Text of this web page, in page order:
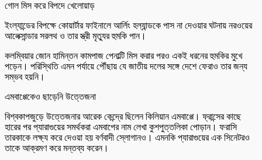
গোল মিস করে বিপদে খেলোয়াড়
ইংল্যান্ডের বিপক্ষে কোয়ার্টার ফাইনালে আর্লিং হল্যান্ডকে পাস না দেওয়ার ঘটনায় নরওয়ের
আলেক্সান্ডার সরলথ ও তার স্ত্রী মৃত্যুর হুমকি পান।
কলম্বিয়ার জোন হামিন্তন কামপাজ পেনাল্টি মিস করার পরও একই ধরনের হুমকির মুখে
পড়েন। পরিস্থিতি এমন পর্যায়ে পৌঁছায় যে জাতীয় দলের সঙ্গে দেশে ফেরাও তার জন্য
সম্ভব হয়নি।
এমবাপ্পেকেও ছাড়েনি উত্তেজনা
বিশ্বকাপজুড়ে উত্তেজনার আরেক কেন্দ্রে ছিলেন কিলিয়ান এমবাপ্পে। ফ্রান্সের কাছে
হারের পর প্যারাগুয়ের সমর্থকরা এমবাপের নাম লেখা কুশপুত্তলিকা পোড়ান। ফরাসি
তারকাকে লক্ষ্য করে দেওয়া হয় বর্ণবাদী স্লোগানও। এমনকি প্যারাগুয়ের এক সিনেটরও
তাকে আক্রমণ করে মন্তব্য করেন।